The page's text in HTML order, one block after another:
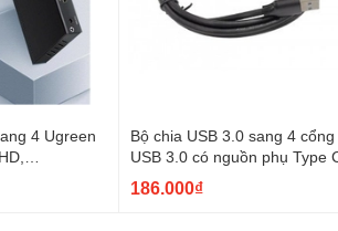
4 Ugreen
vỏ kim
Bộ chia USB 3.0 sang 4 cổng
USB 3.0 có nguồn phụ Type
Ztek ZY453 dài 0.5m 1m 1.5m
màu xám
186.000₫